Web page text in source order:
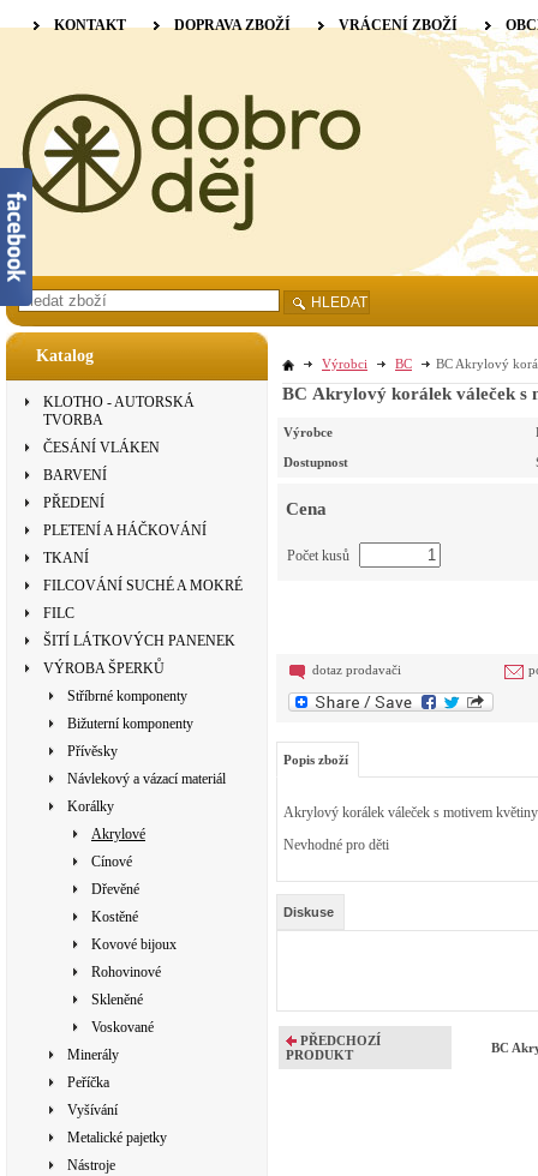
Katalog
KLOTHO - AUTORSKÁ
TVORBA
ČESÁNÍ VLÁKEN
BARVENÍ
PŘEDENÍ
PLETENÍ A HÁČKOVÁNÍ
TKANÍ
FILCOVÁNÍ SUCHÉ A MOKRÉ
FILC
ŠITÍ LÁTKOVÝCH PANENEK
VÝROBA ŠPERKŮ
Stříbrné komponenty
Bižuterní komponenty
Přívěsky
Návlekový a vázací materiál
Korálky
Akrylové
Cínové
Dřevěné
Kostěné
Kovové bijoux
Rohovinové
Skleněné
Voskované
Minerály
Peříčka
Vyšívání
Metalické pajetky
Nástroje
Výrobci BC BC Akrylový
BC Akrylový korálek váleček s
Výrobce
Dostupnost
Cena
Počet kusů
dotaz prodavači
Popis zboží
Akrylový korálek váleček s motivem
Nevhodné pro děti
Diskuse
PŘEDCHOZÍ
PRODUKT
BC
KONTAKT DOPRAVA ZBOŽÍ VRÁCENÍ ZBOŽÍ
HLEDAT